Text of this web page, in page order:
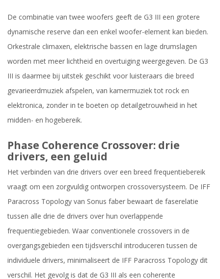
De combinatie van twee woofers geeft de G3 III een grotere
dynamische reserve dan een enkel woofer-element kan bieden.
Orkestrale climaxen, elektrische bassen en lage drumslagen
worden met meer lichtheid en overtuiging weergegeven. De G3
III is daarmee bij uitstek geschikt voor luisteraars die breed
gevarieerdmuziek afspelen, van kamermuziek tot rock en
elektronica, zonder in te boeten op detailgetrouwheid in het
midden- en hogebereik.
Phase Coherence Crossover: drie
drivers, een geluid
Het verbinden van drie drivers over een breed frequentiebereik
vraagt om een zorgvuldig ontworpen crossoversysteem. De IFF
Paracross Topology van Sonus faber bewaart de faserelatie
tussen alle drie de drivers over hun overlappende
frequentiegebieden. Waar conventionele crossovers in de
overgangsgebieden een tijdsverschil introduceren tussen de
individuele drivers, minimaliseert de IFF Paracross Topology dit
verschil. Het gevolg is dat de G3 III als een coherente